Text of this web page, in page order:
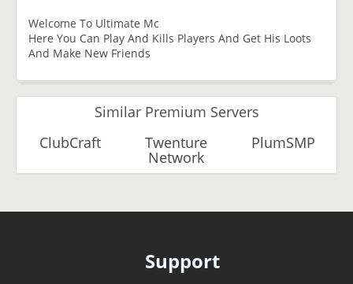
Welcome To Ultimate Mc
Here You Can Play And Kills Players And Get His Loots
And Make New Friends
Similar Premium Servers
ClubCraft
Twenture
Network
PlumSMP
Support